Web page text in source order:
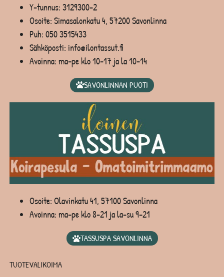
Y-tunnus: 3129300-2
Osoite: Simasalonkatu 4, 57200 Savonlinna
Puh: 050 3515433
Sähköposti: info@ilontassut.fi
Avoinna: ma-pe klo 10-17 ja la 10-14
SAVONLINNAN PUOTI
Osoite: Olavinkatu 41, 57100 Savonlinna
Avoinna: ma-pe klo 8-21 ja la-su 9-21
TASSUSPA SAVONLINNA
TUOTEVALIKOIMA